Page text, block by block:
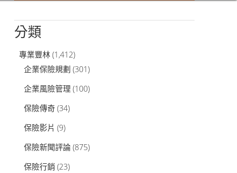
分類
專業豐林(1,412)
企業保險規劃 (301)
企業風險管理 (100)
保險傳奇(34)
保險影片 (9)
保險新聞評論(875)
保險行銷 (23)